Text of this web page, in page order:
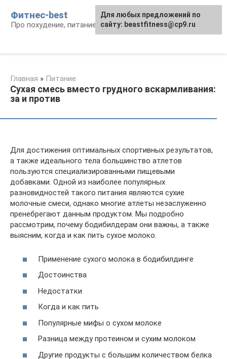
контенту
Фитнес-best
Про похудение, питание и фитнес
Главная » Питание
Сухая смесь вместо грудного вскармливания:
за и против
Для достижения оптимальных спортивных результатов,
а также идеального тела большинство атлетов
пользуются специализированными пищевыми
добавками. Одной из наиболее популярных
разновидностей такого питания являются сухие
молочные смеси, однако многие атлеты незаслуженно
пренебрегают данным продуктом. Мы подробно
рассмотрим, почему бодибилдерам они важны, а также
выясним, когда и как пить сухое молоко.
Применение сухого молока в бодибилдинге
Достоинства
Недостатки
Когда и как пить
Популярные мифы о сухом молоке
Разница между протеином и сухим молоком
Другие продукты с большим количеством белка
Для любых предложений по
сайту: beastfitness@cp9.ru